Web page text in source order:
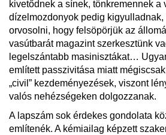
kivetődnek a sínek, tönkremennek a
dízelmozdonyok pedig kigyulladnak,
orvosolni, hogy felsöpörjük az
vasútbarát magazint szerkesztünk
legelszántabb masinisztákat…
említett passzivitása miatt
„civil” kezdeményezések, viszont
valós nehézségeken dolgozzanak.
A lapszám sok érdekes gondolata
említenék. A kémiailag képzett